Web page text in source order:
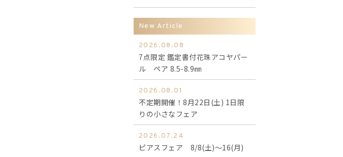
New Article
2026.08.08
7点限定 鑑定書付花珠アコヤパー
ル ペア 8.5-8.9㎜
2026.08.01
不定期開催！8月22日(土) 1日限
りの小さなフェア
2026.07.24
ピアスフェア 8/8(土)～16(月)